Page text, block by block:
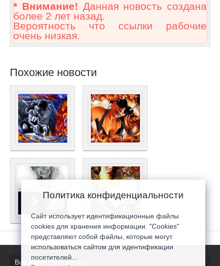
* Внимание! Данная новость создана
более 2 лет назад.
Вероятность что ссылки рабочие
очень низкая.
Похожие новости
Все последние новости
Политика конфиденциальности
Сайт использует идентификационные файлы
cookies для хранения информации. "Cookies"
представляют собой файлы, которые могут
использоваться сайтом для идентификации
посетителей...